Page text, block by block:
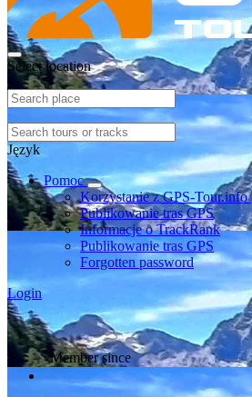
Select location
Język
Pomoc
Korzystanie z GPS-Tour.info
Publikowanie tras GPS
Informacje o TrackRank
Publikowanie tras GPS
Forgotten password
Login
Member since